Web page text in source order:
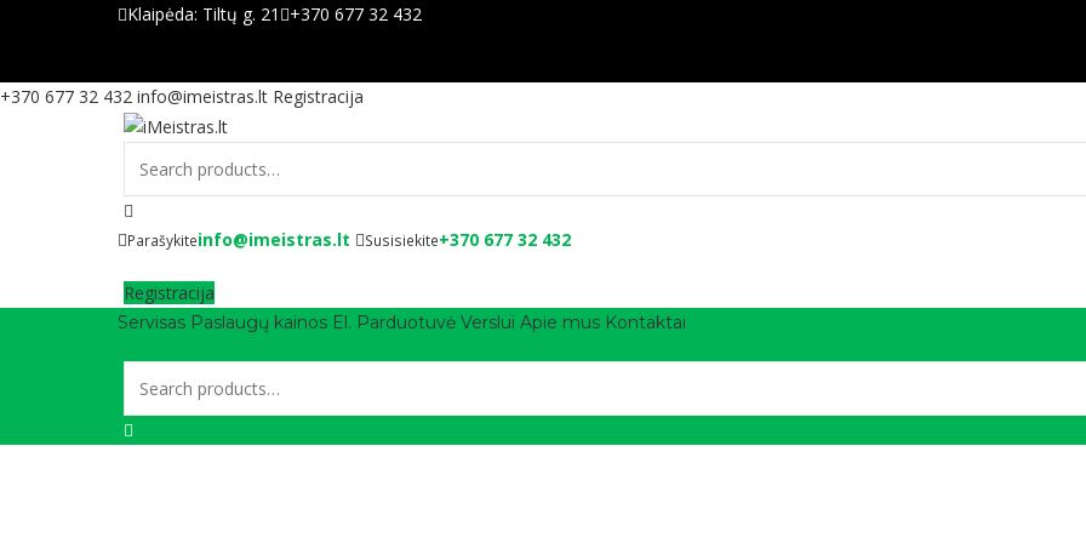
Klaipėda: Tiltų g. 21 +370 677 32 432
+370 677 32 432 info@imeistras.lt Registracija
Parašykiteinfo@imeistras.lt Susisiekite+370 677 32 432
Registracija
Servisas Paslaugų kainos El. Parduotuvė Verslui Apie mus Kontaktai